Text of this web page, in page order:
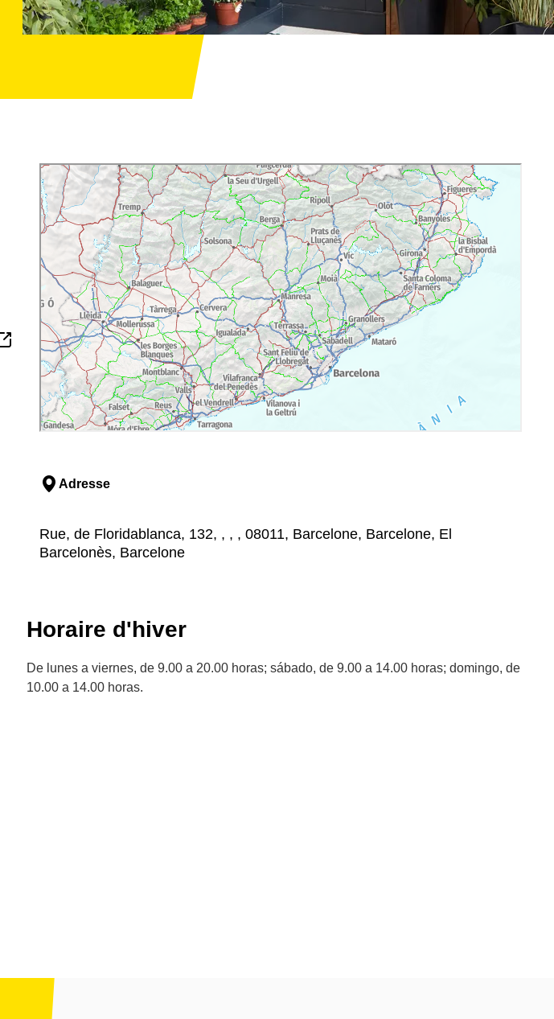
Adresse
Rue, de Floridablanca, 132, , , , 08011, Barcelone, Barcelone, El
Barcelonès, Barcelone
Horaire d'hiver
De lunes a viernes, de 9.00 a 20.00 horas; sábado, de 9.00 a 14.00 horas; domingo, de
10.00 a 14.00 horas.